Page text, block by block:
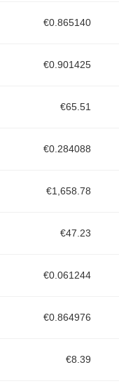
€0.865140
€0.901425
€65.51
€0.284088
€1,658.78
€47.23
€0.061244
€0.864976
€8.39